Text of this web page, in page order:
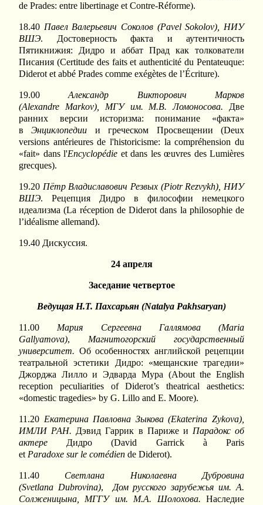
de Prades: entre libertinage et Contre-Réforme).
18.40 Павел Валерьевич Соколов (Pavel Sokolov), НИУ
ВШЭ. Достоверность факта и аутентичность
Пятикнижия: Дидро и аббат Прад как толкователи
Писания (Certitude des faits et authenticité du Pentateuque:
Diderot et abbé Prades comme exégètes de l’Écriture).
19.00Александр Викторович Марков
(Alexandre Markov), МГУ им. М.В. Ломоносова. Две
ранних версии историзма: понимание «факта»
вЭнциклопедии и греческом Просвещении (Deux
versions antérieures de l'historicisme: la compréhension du
«fait» dans l'Encyclopédie et dans les œuvres des Lumières
grecques).
19.20 Пётр Владиславович Резвых (Piotr Rezvykh), НИУ
ВШЭ. Рецепция Дидро в философии немецкого
идеализма (La réception de Diderot dans la philosophie de
l’idéalisme allemand).
19.40 Дискуссия.
24 апреля
Заседание четвертое
Ведущая Н.Т. Пахсарьян (Natalya Pakhsaryan)
11.00 Мария Сергеевна Галлямова
(Maria
Gallyamova), Магнитогорский государственный
университет. Об особенностях английской рецепции
театральной эстетики Дидро: «мещанские трагедии»
Джорджа Лилло и Эдварда Мура (About the English
reception peculiarities of Diderot’s theatrical aesthetics:
«domestic tragedies» by G. Lillo and E. Moore).
11.20 Екатерина Павловна Зыкова (Ekaterina Zykova),
ИМЛИ РАН. Дэвид Гаррик в Париже и Парадокс об
актере Дидро (David Garrick à Paris
et Paradoxe sur le comédien de Diderot).
11.40 Светлана Николаевна Дубровина
(Svetlana Dubrovina), Дом русского зарубежья им. А.
Солженицына, МГГУ им. М.А. Шолохова. Наследие